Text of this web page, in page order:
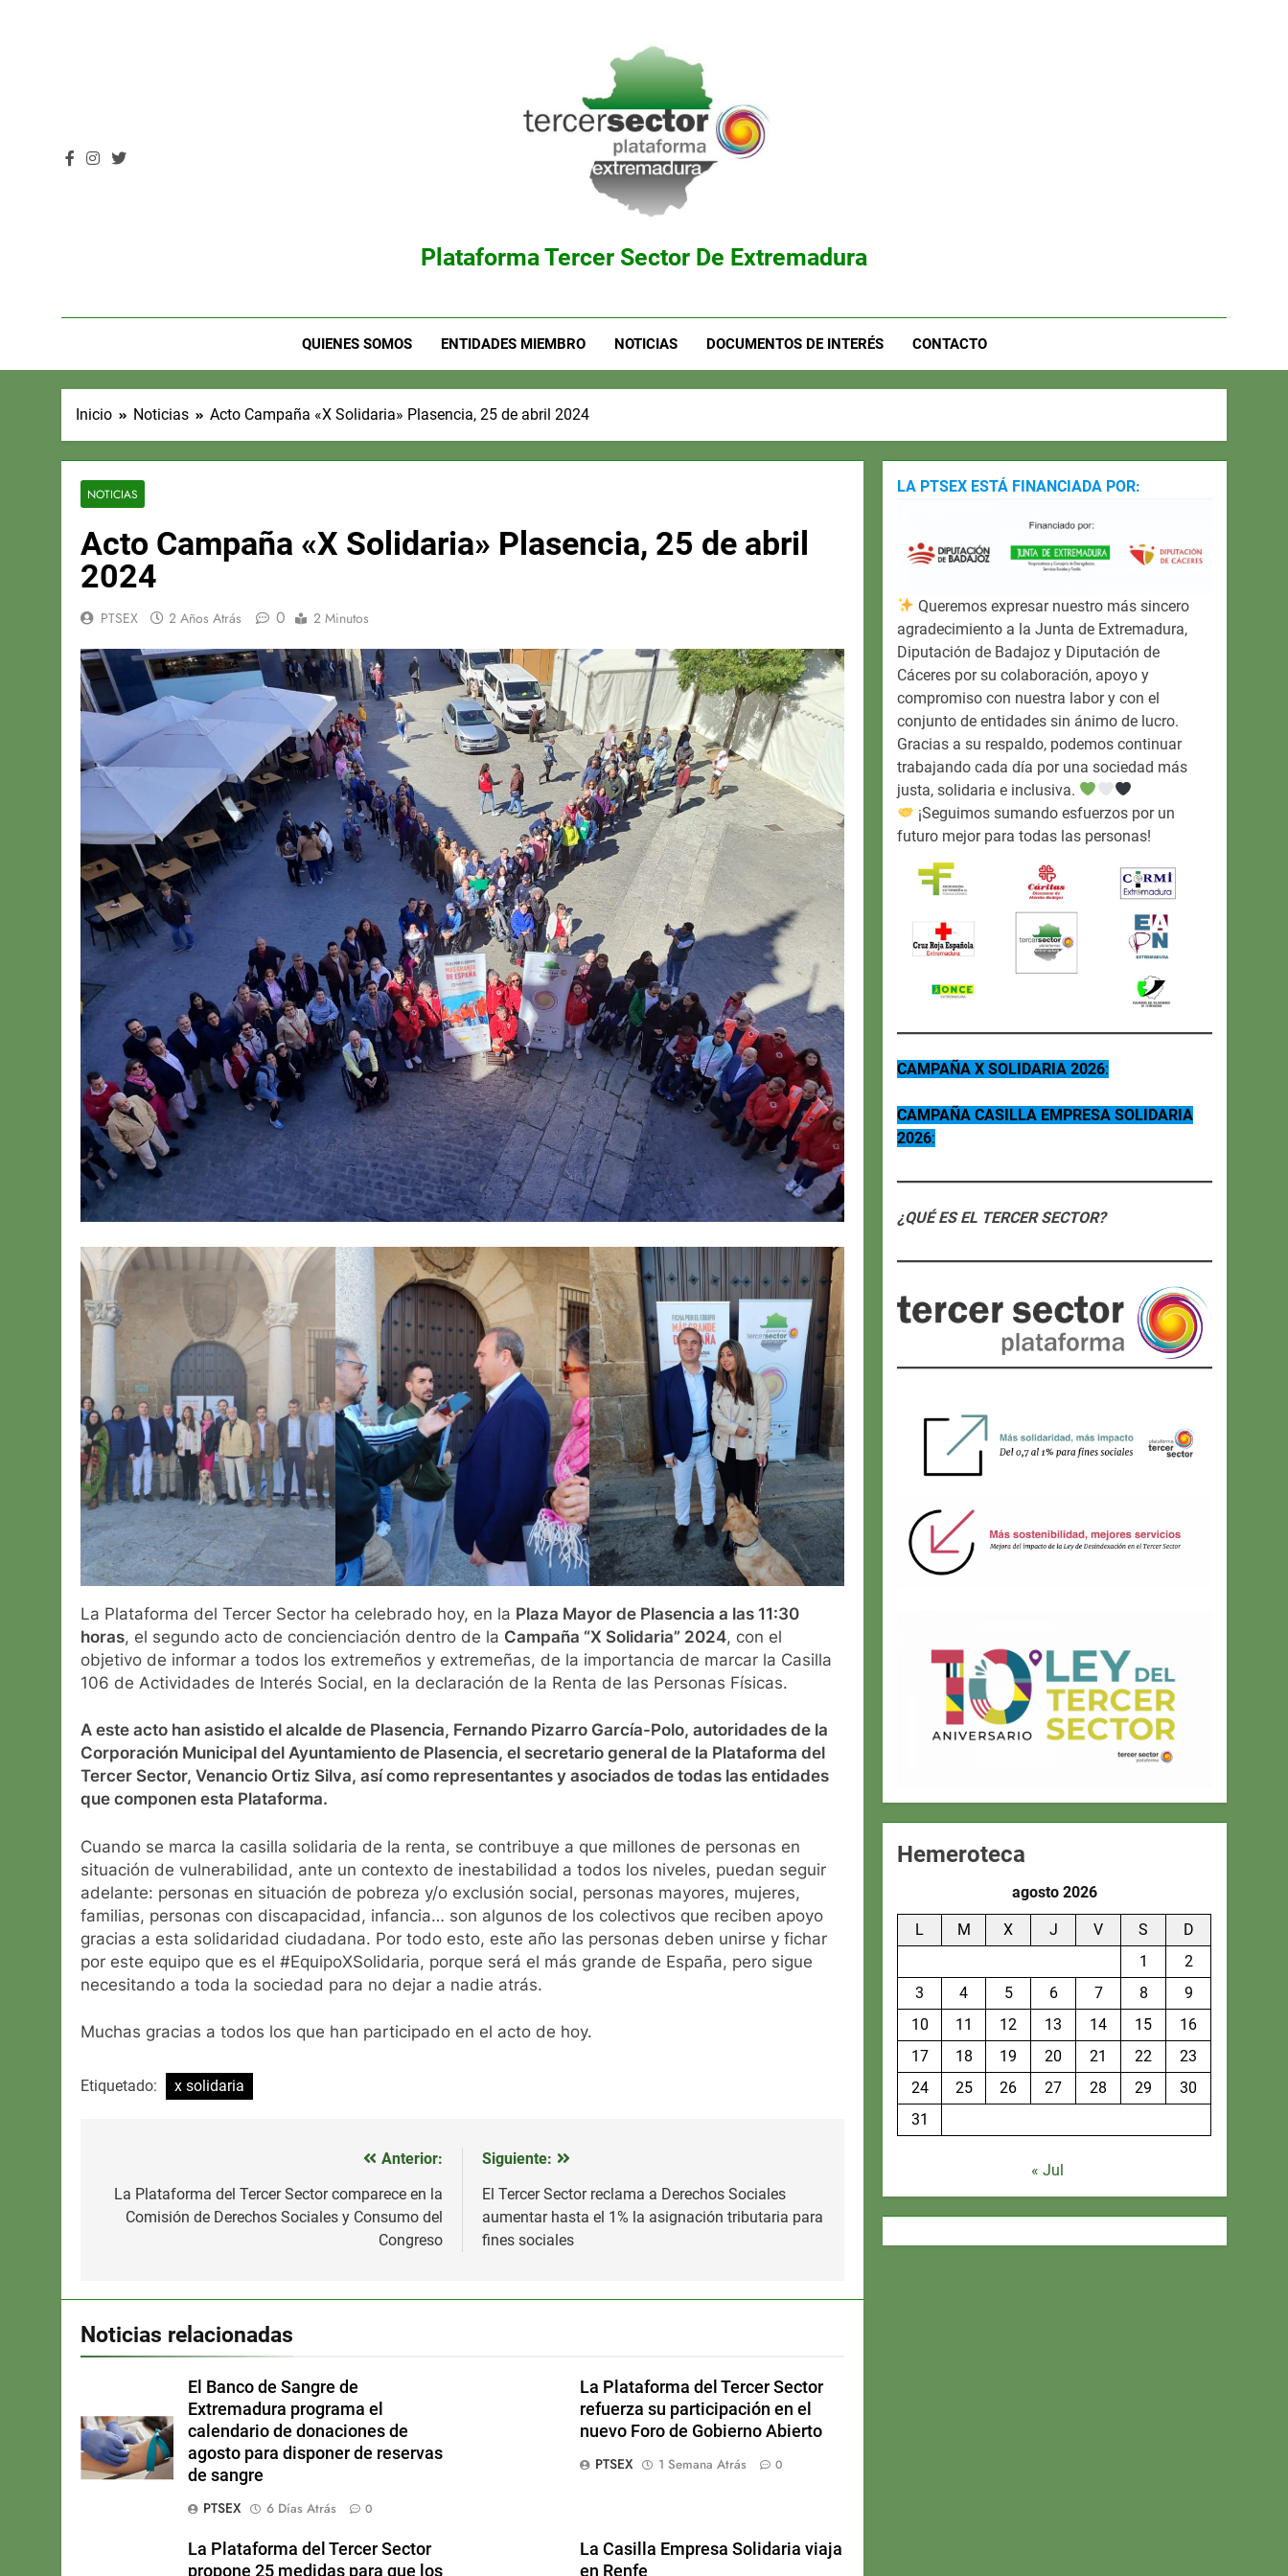
Plataforma Tercer Sector De Extremadura
QUIENES SOMOS ENTIDADES MIEMBRO NOTICIAS DOCUMENTOS DE INTERÉS CONTACTO
Inicio Noticias Acto Campaña «X Solidaria» Plasencia, 25 de abril 2024
NOTICIAS
Acto Campaña «X Solidaria» Plasencia, 25 de abril
2024
PTSEX 2 Años Atrás 0 2 Minutos
La Plataforma del Tercer Sector ha celebrado hoy, en la Plaza Mayor de Plasencia a las 11:30
horas, el segundo acto de concienciación dentro de la Campaña “X Solidaria” 2024, con el
objetivo de informar a todos los extremeños y extremeñas, de la importancia de marcar la Casilla
106 de Actividades de Interés Social, en la declaración de la Renta de las Personas Físicas.
A este acto han asistido el alcalde de Plasencia, Fernando Pizarro García-Polo, autoridades de la
Corporación Municipal del Ayuntamiento de Plasencia, el secretario general de la Plataforma del
Tercer Sector, Venancio Ortiz Silva, así como representantes y asociados de todas las entidades
que componen esta Plataforma.
Cuando se marca la casilla solidaria de la renta, se contribuye a que millones de personas en
situación de vulnerabilidad, ante un contexto de inestabilidad a todos los niveles, puedan seguir
adelante: personas en situación de pobreza y/o exclusión social, personas mayores, mujeres,
familias, personas con discapacidad, infancia… son algunos de los colectivos que reciben apoyo
gracias a esta solidaridad ciudadana. Por todo esto, este año las personas deben unirse y fichar
por este equipo que es el #EquipoXSolidaria, porque será el más grande de España, pero sigue
necesitando a toda la sociedad para no dejar a nadie atrás.
Muchas gracias a todos los que han participado en el acto de hoy.
Etiquetado: x solidaria
de
Anterior:
La Plataforma del Tercer Sector comparece en la
Comisión de Derechos Sociales y Consumo del
Congreso
Siguiente:
El Tercer Sector reclama a Derechos Sociales
aumentar hasta el 1% la asignación tributaria para
fines sociales
Noticias relacionadas
El Banco de Sangre de
Extremadura programa el
calendario de donaciones de
agosto para disponer de reservas
de sangre
PTSEX
6 Días Atrás 0
La Plataforma del Tercer Sector
refuerza su participación en el
nuevo Foro de Gobierno Abierto
PTSEX
1 Semana Atrás 0
La Plataforma del Tercer Sector
propone 25 medidas para que los
La Casilla Empresa Solidaria viaja
en Renfe
LA PTSEX ESTÁ FINANCIADA POR:
Queremos expresar nuestro más sincero
agradecimiento a la Junta de Extremadura,
Diputación de Badajoz y Diputación de
Cáceres por su colaboración, apoyo y
compromiso con nuestra labor y con el
conjunto de entidades sin ánimo de lucro.
Gracias a su respaldo, podemos continuar
trabajando cada día por una sociedad más
justa, solidaria e inclusiva.
¡Seguimos sumando esfuerzos por un
futuro mejor para todas las personas!
CAMPAÑA X SOLIDARIA 2026:
CAMPAÑA CASILLA EMPRESA SOLIDARIA
2026:
¿QUÉ ES EL TERCER SECTOR?
Hemeroteca
agosto 2026
L M X J V S
D
1
2
3
4 5 6 7 8
9
10
11 12 13 14 15
16
17
18 19 20 21 22
23
24
25 26 27 28 29
30
31
« Jul